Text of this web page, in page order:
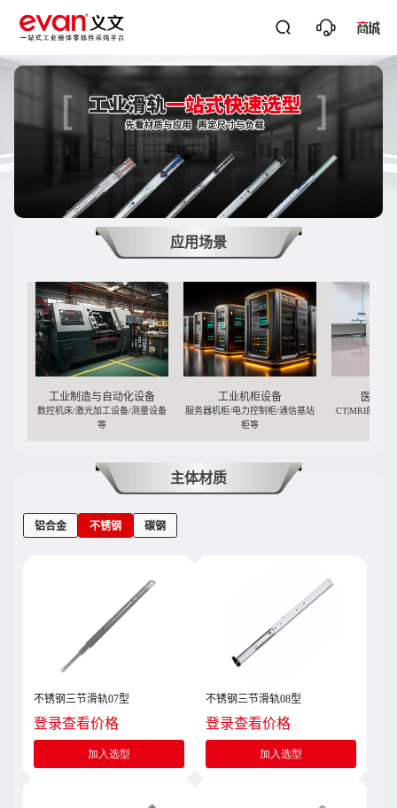
 
 关键词搜

应用场景
工业制造与自动化设备
数控机床/激光加工设备/测量设备
等
工业机柜设备
服务器机柜/电力控制柜/通信基站
柜等
医疗与
CT|MRI的扫描
主体材质
铝合金 不锈钢 碳钢
不锈钢三节滑轨07型
登录查看价格
加入选型
不锈钢三节滑轨08型
登录查看价格
加入选型